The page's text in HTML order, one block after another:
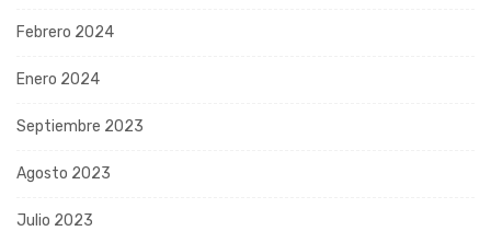
Febrero 2024
Enero 2024
Septiembre 2023
Agosto 2023
Julio 2023